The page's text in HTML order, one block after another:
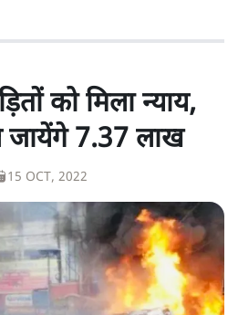
को मिला न्याय,
जायेंगे 7.37 लाख
15 OCT, 2022